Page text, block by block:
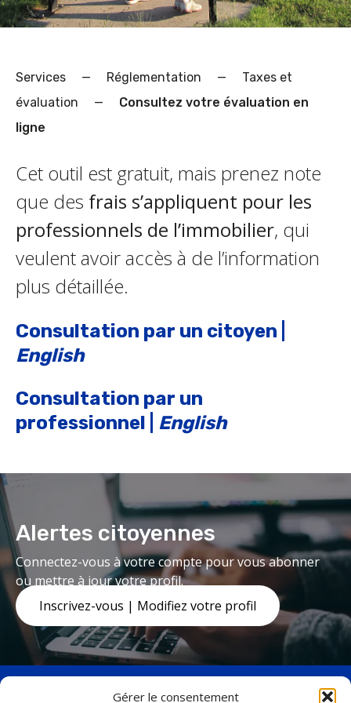
Gérer le consentement
Services — Réglementation —
Taxes et
évaluation
—
Consultez votre évaluation en
ligne
Cet outil est gratuit, mais prenez note
que des frais s’appliquent pour les
professionnels de l’immobilier, qui
veulent avoir accès à de l’information
plus détaillée.
Consultation par un citoyen
English
Consultation par un
professionnel
English
Alertes citoyennes
Connectez-vous à votre compte pour vous abonner
ou mettre à jour votre profil.
Inscrivez-vous | Modifiez votre profil